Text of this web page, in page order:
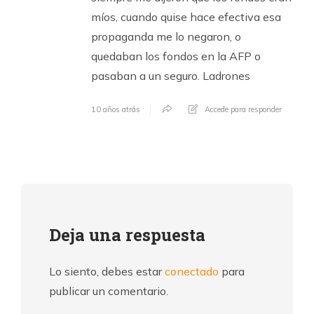
míos, cuando quise hace efectiva esa
propaganda me lo negaron, o
quedaban los fondos en la AFP o
pasaban a un seguro. Ladrones
10 años atrás Accede para responder
Deja una respuesta
Lo siento, debes estarconectado para
publicar un comentario.